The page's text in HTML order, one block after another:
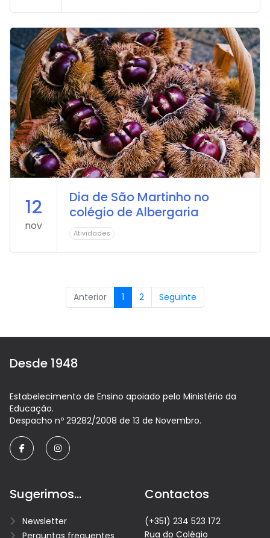
12
nov
Dia de São Martinho no
colégio de Albergaria
Atividades
Anterior 1 2 Seguinte
Desde 1948
Estabelecimento de Ensino apoiado pelo Ministério da
Educação.
Despacho nº 29282/2008 de 13 de Novembro.
facebookinstagram
Sugerimos...
Newsletter
Perguntas frequentes
Contactos
(+351) 234 523 172
Rua do Colégio